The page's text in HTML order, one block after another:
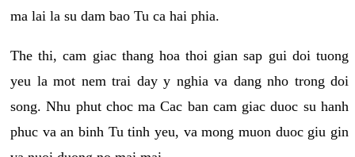
ma lai la su dam bao Tu ca hai phia.
The thi, cam giac thang hoa thoi gian sap gui doi tuong
yeu la mot nem trai day y nghia va dang nho trong doi
song. Nhu phut choc ma Cac ban cam giac duoc su hanh
phuc va an binh Tu tinh yeu, va mong muon duoc giu gin